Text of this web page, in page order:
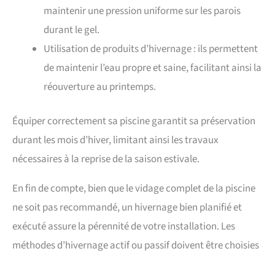
maintenir une pression uniforme sur les parois
durant le gel.
Utilisation de produits d’hivernage : ils permettent
de maintenir l’eau propre et saine, facilitant ainsi la
réouverture au printemps.
Équiper correctement sa piscine garantit sa préservation
durant les mois d’hiver, limitant ainsi les travaux
nécessaires à la reprise de la saison estivale.
En fin de compte, bien que le vidage complet de la piscine
ne soit pas recommandé, un hivernage bien planifié et
exécuté assure la pérennité de votre installation. Les
méthodes d’hivernage actif ou passif doivent être choisies